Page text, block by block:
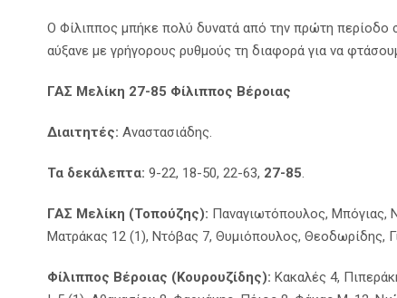
Ο Φίλιππος μπήκε πολύ δυνατά από την πρώτη περίοδο
αύξανε με γρήγορους ρυθμούς τη διαφορά για να
ΓΑΣ Μελίκη 27-85 Φίλιππος Βέροιας
Διαιτητές: Αναστασιάδης.
Τα δεκάλεπτα: 9-22, 18-50, 22-63, 27-85.
ΓΑΣ Μελίκη (Τοπούζης): Παναγιωτόπουλος, Μπόγιας,
Ματράκας 12 (1), Ντόβας 7, Θυμιόπουλος, Θεοδωρίδης,
Φίλιππος Βέροιας (Κουρουζίδης): Κακαλές 4,